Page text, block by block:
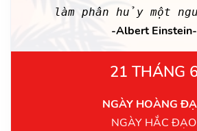
làm phân hủy một
-Albert Einstein-
21 THÁNG
NGÀY HOÀNG
NGÀY HẮC ĐẠO